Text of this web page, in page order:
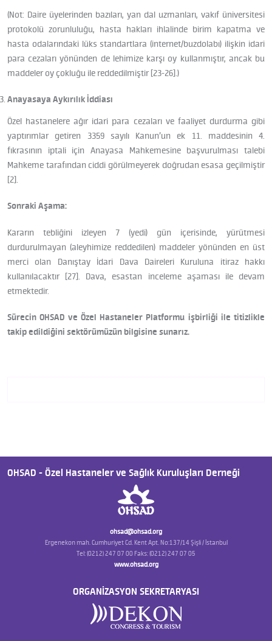
(Not: Daire üyelerinden bazıları, yan dal uzmanları, vakıf üniversitesi
protokolü zorunluluğu, hasta hakları ihlalinde birim kapatma ve
hasta odalarındaki lüks standartlara (internet/buzdolabı) ilişkin idari
para cezaları yönünden de lehimize karşı oy kullanmıştır, ancak bu
maddeler oy çokluğu ile reddedilmiştir [23-26].)
Anayasaya Aykırılık İddiası
Özel hastanelere ağır idari para cezaları ve faaliyet durdurma gibi
yaptırımlar getiren 3359 sayılı Kanun’un ek 11. maddesinin 4.
fıkrasının iptali için Anayasa Mahkemesine başvurulması talebi
Mahkeme tarafından ciddi görülmeyerek doğrudan esasa geçilmiştir
[2].
Sonraki Aşama:
Kararın tebliğini izleyen 7 (yedi) gün içerisinde, yürütmesi
durdurulmayan (aleyhimize reddedilen) maddeler yönünden en üst
merci olan Danıştay İdari Dava Daireleri Kuruluna itiraz hakkı
kullanılacaktır [27]. Dava, esastan inceleme aşaması ile devam
etmektedir.
Sürecin OHSAD ve Özel Hastaneler Platformu işbirliği ile titizlikle
takip edildiğini sektörümüzün bilgisine sunarız.
OHSAD - Özel Hastaneler ve Sağlık Kuruluşları Derneği
ohsad@ohsad.org
Ergenekon mah. Cumhuriyet Cd. Kent Apt. No:137/14 Şişli / İstanbul
Tel: (0212) 247 07 00 Faks: (0212) 247 07 05
www.ohsad.org
ORGANİZASYON SEKRETARYASI